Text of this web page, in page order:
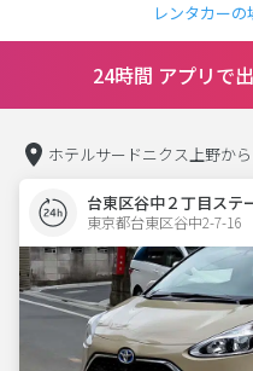
レンタカー
24時間 アプリで
ホテルサードニクス上野から
台東区谷中２丁目ステ
東京都台東区谷中2-7-16